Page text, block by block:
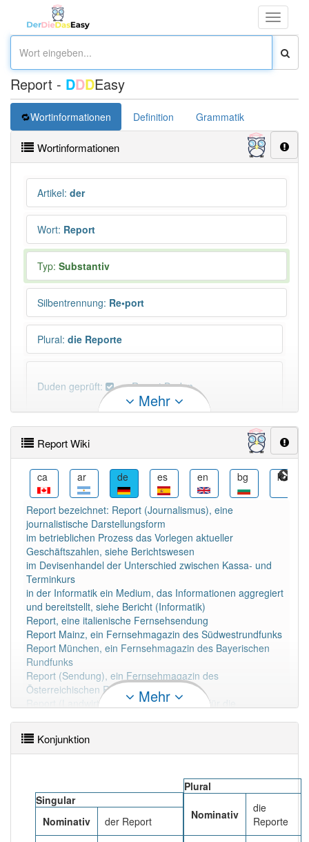
Toggle
Report - DDDEasy
Wortinformationen Definition Grammatik
Wortinformationen
Artikel: der
Wort: Report
Typ: Substantiv
Silbentrennung: Re•port
Plural: die Reporte
Duden geprüft: Report Duden
PowerIndex:4
Häufigkeit: 6 von 10
Wörter mit Endung-report : 1
Wörter mit Endung -reportaber mit einem anderen
Artikelder
86% unserer Spielapp-Nutzer haben den Artikel
korrekt erraten.
Mehr
Report Wiki
ca ar de es en bg ko
Report bezeichnet: Report (Journalismus), eine
journalistische Darstellungsform
im betrieblichen Prozess das Vorlegen aktueller
Geschäftszahlen, siehe Berichtswesen
im Devisenhandel der Unterschied zwischen Kassa- und
Terminkurs
in der Informatik ein Medium, das Informationen aggregiert
und bereitstellt, siehe Bericht (Informatik)
Report, eine italienische Fernsehsendung
Report Mainz, ein Fernsehmagazin des Südwestrundfunks
Report München, ein Fernsehmagazin des Bayerischen
Rundfunks
Report (Sendung), ein Fernsehmagazin des
Österreichischen Rundfunks
Report (Landwirtschaft), eine Bezahlform für die
Report Fachzeitschrift für Weiterbildungsforschung, eine
Zeitschrift für Weiterbildungsforschung
eine Prämie auf eine Währung, für die eine Abwertung
Mehr lesen
Mehr
Konjunktion
Singular
Nominativ
der Report
Plural
Nominativ
die
Reporte